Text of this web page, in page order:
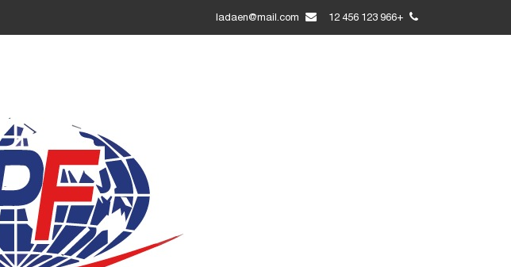
+966 123 456 12